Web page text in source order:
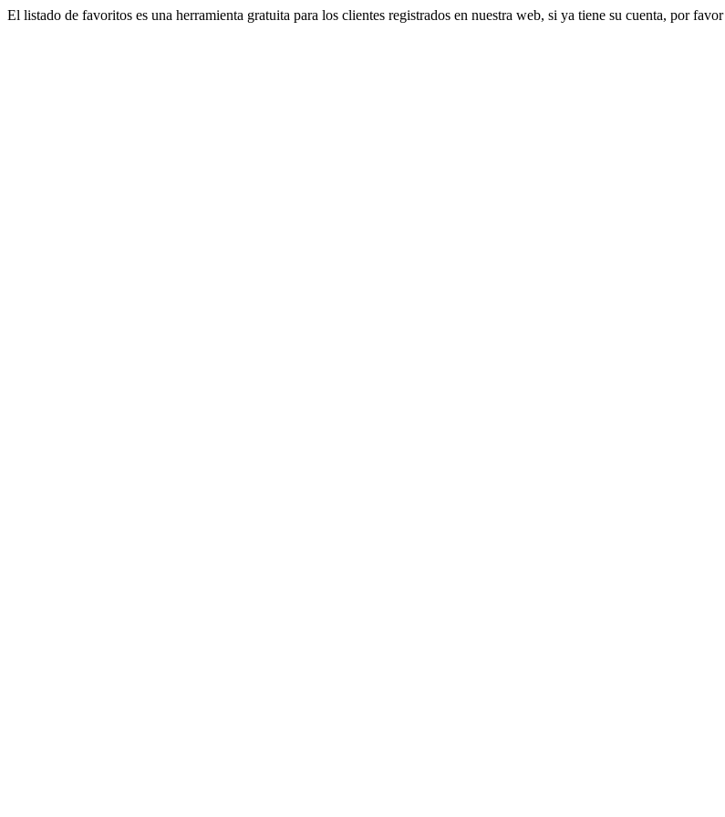
El listado de favoritos es una herramienta gratuita para los clientes registrados en nuestra web, si ya tiene su cuenta, por favor